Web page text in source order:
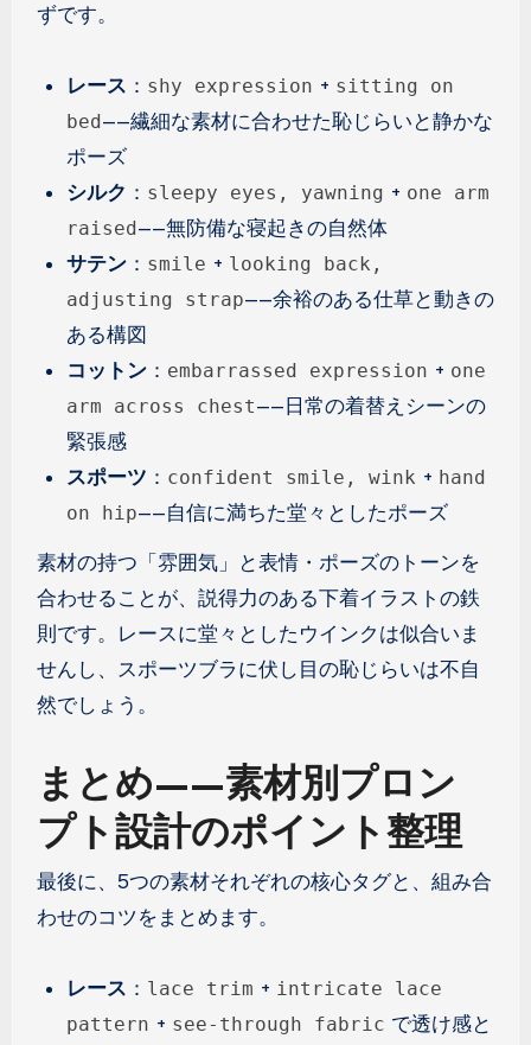
ずです。
レース ： shy expression + sitting on
bed——繊細な素材に合わせた恥じらいと静かな
ポーズ
シルク ： sleepy eyes, yawning + one arm
raised——無防備な寝起きの自然体
サテン ： smile + looking back,
adjusting strap——余裕のある仕草と動きの
ある構図
コットン ： embarrassed expression + one
arm across chest——日常の着替えシーンの
緊張感
スポーツ ： confident smile, wink + hand
on hip——自信に満ちた堂々としたポーズ
素材の持つ「雰囲気」と表情・ポーズのトーンを
合わせることが、説得力のある下着イラストの鉄
則です。レースに堂々としたウインクは似合いま
せんし、スポーツブラに伏し目の恥じらいは不自
然でしょう。
まとめ——素材別プロン
プト設計のポイント整理
最後に、5つの素材それぞれの核心タグと、組み合
わせのコツをまとめます。
レース ： lace trim + intricate lace
pattern + see-through fabric で透け感と